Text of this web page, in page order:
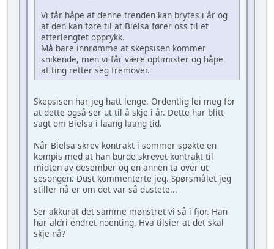
Vi får håpe at denne trenden kan brytes i år og
at den kan føre til at Bielsa fører oss til et
etterlengtet opprykk.
Må bare innrømme at skepsisen kommer
snikende, men vi får være optimister og håpe
at ting retter seg fremover.
Skepsisen har jeg hatt lenge. Ordentlig lei meg for
at dette også ser ut til å skje i år. Dette har blitt
sagt om Bielsa i laang laang tid.
Når Bielsa skrev kontrakt i sommer spøkte en
kompis med at han burde skrevet kontrakt til
midten av desember og en annen ta over ut
sesongen. Dust kommenterte jeg. Spørsmålet jeg
stiller nå er om det var så dustete...
Ser akkurat det samme mønstret vi så i fjor. Han
har aldri endret noenting. Hva tilsier at det skal
skje nå?